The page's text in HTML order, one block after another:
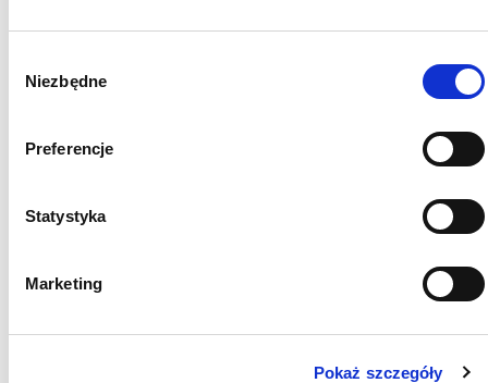
zgody
Niezbędne
Preferencje
Statystyka
Marketing
Pokaż szczegóły